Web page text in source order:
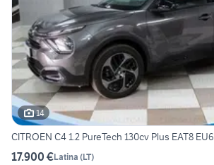
14
CITROEN C4 1.2 PureTech 130cv Plus EAT8 EU6
17.900 €Latina (LT)